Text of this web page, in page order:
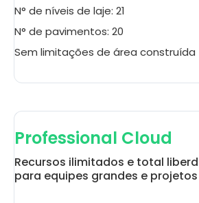
N° de níveis de laje: 21
N° de pavimentos: 20
Sem limitações de área construída
Professional Cloud
Recursos ilimitados e total
para equipes grandes e